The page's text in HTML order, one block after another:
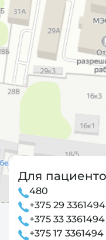
Для
480
+375 29 3361494
+375 33
+375 17 3361494